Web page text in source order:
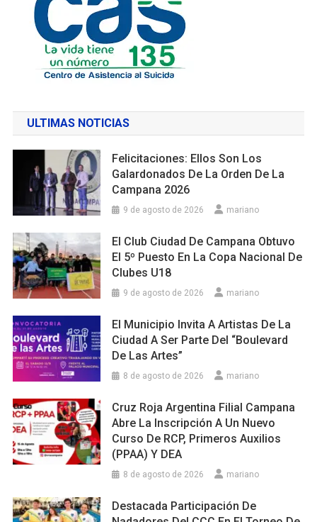
ULTIMAS NOTICIAS
Felicitaciones: Ellos Son Los
Galardonados De La Orden De La
Campana 2026
9 de agosto de 2026 mariano
El Club Ciudad De Campana Obtuvo
El 5º Puesto En La Copa Nacional De
Clubes U18
9 de agosto de 2026 mariano
El Municipio Invita A Artistas De La
Ciudad A Ser Parte Del “Boulevard
De Las Artes”
8 de agosto de 2026 mariano
Cruz Roja Argentina Filial Campana
Abre La Inscripción A Un Nuevo
Curso De RCP, Primeros Auxilios
(PPAA) Y DEA
8 de agosto de 2026 mariano
Destacada Participación De